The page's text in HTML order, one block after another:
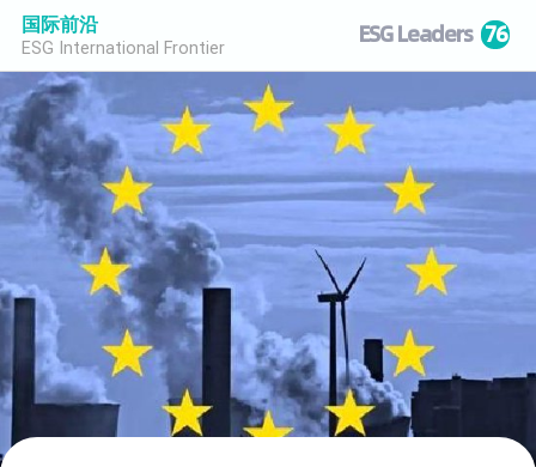
国际前沿
ESG International Frontier ESG Leaders 76